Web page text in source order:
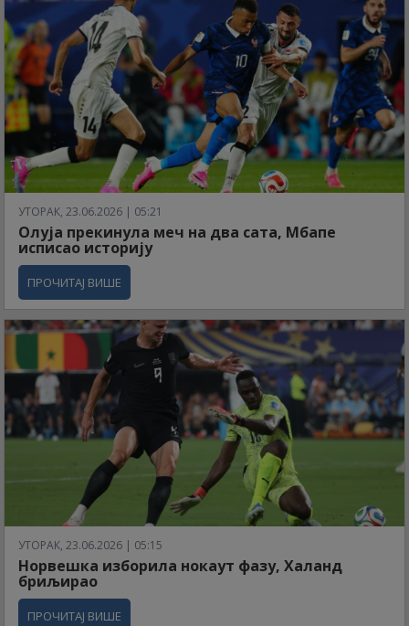
УТОРАК, 23.06.2026 | 05:21
Олуја прекинула меч на два сата, Мбапе
исписао историју
ПРОЧИТАЈ ВИШЕ
УТОРАК, 23.06.2026 | 05:15
Норвешка изборила нокаут фазу, Халанд
бриљирао
ПРОЧИТАЈ ВИШЕ